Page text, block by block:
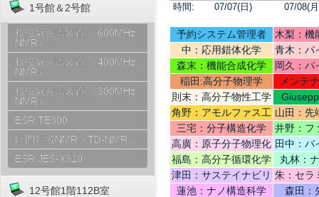
1号館＆2号館
核磁気共鳴装置 （600MHz
NMR）
核磁気共鳴装置 （400MHz
NMR）
核磁気共鳴装置 （300MHz
NMR）
ESR TE300
時間領域NMR（TD-NMR）
ESR JES-X310
12号館1階112B室
時間: 07/07(日) 07/08(
予約システム管理者
木梨：機
中：応用錯体化学
青木：バ
テリ
森末：機能合成化学
岡久：バ
稲田:高分子物理学
メンテ
則末：高分子物性工学
角野：アモルファス工
学
山田：先
機
三宅：分子構造化学
井野：フ
高廣：原子分子物理化
学
田中：バ
福島：高分子循環化学
丸林：
津田：サステイナビリ
ティデザイン
朱：セラ
蓮池：ナノ構造科学
森田：